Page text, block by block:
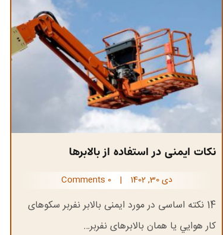
نکات ایمنی در استفاده از بالابرها
دی 30, 1402 |
0 Comments
14 نکته اساسی در مورد ایمنی بالابر نفربر سکوهای
کار هوايي يا همان بالابرهای نفربر…